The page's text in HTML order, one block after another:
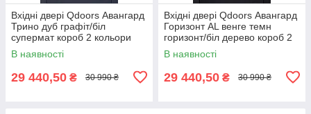
Вхідні двері Qdoors Авангард
Трино дуб графіт/біл
супермат короб 2 кольори
В наявності
29 440,50 ₴ 30 990 ₴
Вхідні двері Qdoors Авангард
Горизонт AL венге темн
горизонт/біл дерево короб 2
кольори
В наявності
29 440,50 ₴ 30 990 ₴